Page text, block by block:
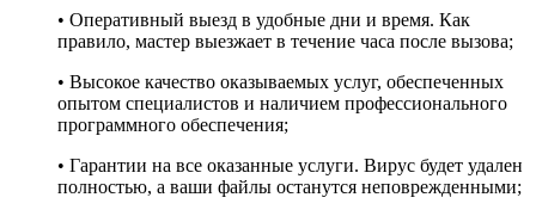
• Оперативный выезд в удобные дни и время. Как
правило, мастер выезжает в течение часа после вызова;
• Высокое качество оказываемых услуг, обеспеченных
опытом специалистов и наличием профессионального
программного обеспечения;
• Гарантии на все оказанные услуги. Вирус будет удален
полностью, а ваши файлы останутся неповрежденными;